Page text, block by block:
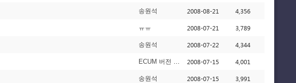
송원석 2008-08-21 4,356
ㅠㅠ 2008-07-21 3,789
송원석 2008-07-22 4,344
ECUM 버전 0.0.2b 2008-07-15 4,001
송원석 2008-07-15 3,991